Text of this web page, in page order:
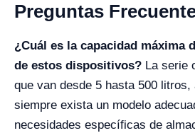
Preguntas
¿Cuál es la capacidad máxima
de estos dispositivos? La serie
que van desde 5 hasta 500 litros,
siempre exista un modelo
necesidades específicas de